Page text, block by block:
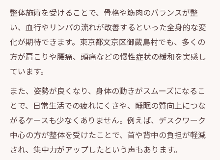
整体施術を受けることで、骨格や筋肉のバランスが整
い、血行やリンパの流れが改善するといった全身的な変
化が期待できます。東京都文京区御蔵島村でも、多くの
方が肩こりや腰痛、頭痛などの慢性症状の緩和を実感し
ています。
また、姿勢が良くなり、身体の動きがスムーズになるこ
とで、日常生活での疲れにくさや、睡眠の質向上につな
がるケースも少なくありません。例えば、デスクワーク
中心の方が整体を受けたことで、首や背中の負担が軽減
され、集中力がアップしたという声もあります。